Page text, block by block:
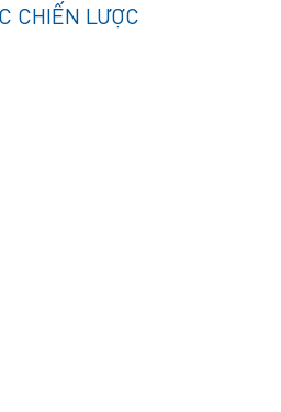
CHIẾN LƯỢC